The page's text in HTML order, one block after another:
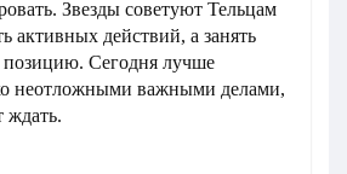
Звезды советуют Тельцам
активных действий, а занять
Сегодня лучше
неотложными важными делами,
ждать.